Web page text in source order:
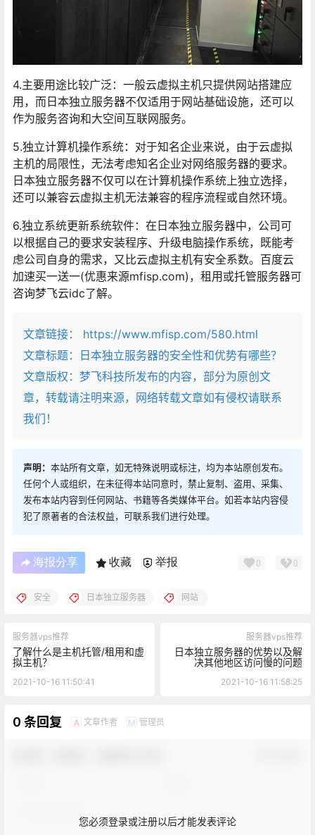
4.主要用途比较广泛：一般云虚拟主机只提供网站搭建应
用，而日本独立服务器不仅适用于网站基础设施，还可以
作为服务咨询和大空间互联网服务。
5.独立计算机操作系统：对于知名企业来说，由于云虚拟
主机的局限性，无法考虑知名企业对网络服务器的要求。
日本独立服务器不仅可以在计算机操作系统上独立选择，
还可以兼容云虚拟主机无法兼容的程序流程或自然环境。
6.独立系统更新系统软件：在日本独立服务器中，公司可
以根据自己的要求安装程序、升级电脑操作系统，既能考
虑公司自身的需求，又比云虚拟主机有安全系数。百度云
加速买一送一(优惠来源mfisp.com)，租用或托管服务器可
咨询梦飞云idc了解。
文章链接：
https://www.mfisp.com/580.html
文章标题：
日本独立服务器的安全性和优势有哪些？
文章版权：梦飞科技所发布的内容，部分为原创文
章，转载请注明来源，网络转载文章如有侵权请联系
我们！
声明： 本站所有文章，如无特殊说明或标注，均为本站原创发布。
任何个人或组织，在未征得本站同意时，禁止复制、盗用、采集、
发布本站内容到任何网站、书籍等各类媒体平台。如若本站内容侵
犯了原著者的合法权益，可联系我们进行处理。
海报分享 收藏 举报 0 0
安全 日本独立服务器 网站
服务器vps推荐
了解什么是主机托管/租用和虚
拟主机？
2021-10-16 11:50:41
服务器vps推荐
日本独立服务器的优势以及解
决其他地区访问慢的问题
2021-10-16 11:58:25
0 条回复 A 文章作者 M 管理员
您必须登录或注册以后才能发表评论